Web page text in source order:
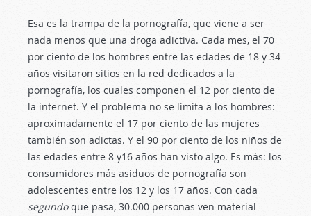
Esa es la trampa de la pornografía, que viene a ser
nada menos que una droga adictiva. Cada mes, el 70
por ciento de los hombres entre las edades de 18 y 34
años visitaron sitios en la red dedicados a la
pornografía, los cuales componen el 12 por ciento de
la internet. Y el problema no se limita a los hombres:
aproximadamente el 17 por ciento de las mujeres
también son adictas. Y el 90 por ciento de los niños de
las edades entre 8 y16 años han visto algo. Es más: los
consumidores más asiduos de pornografía son
adolescentes entre los 12 y los 17 años. Con cada
segundoque pasa, 30.000 personas ven material